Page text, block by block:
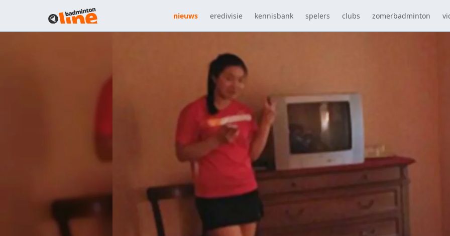
nieuws eredivisie kennisbank spelers clubs zomerbadminton